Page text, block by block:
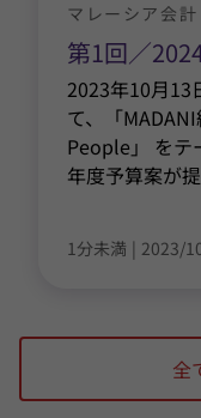
第1回／
マレーシア会
2023年10月13
て、「
People」 をテ
年度予算案が
1分未満 | 2023/
全